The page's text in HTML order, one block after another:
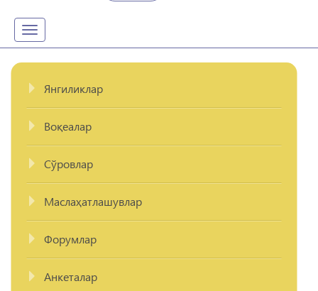
Toggle
navigation
Янгиликлар
Воқеалар
Сўровлар
Маслаҳатлашувлар
Форумлар
Анкеталар